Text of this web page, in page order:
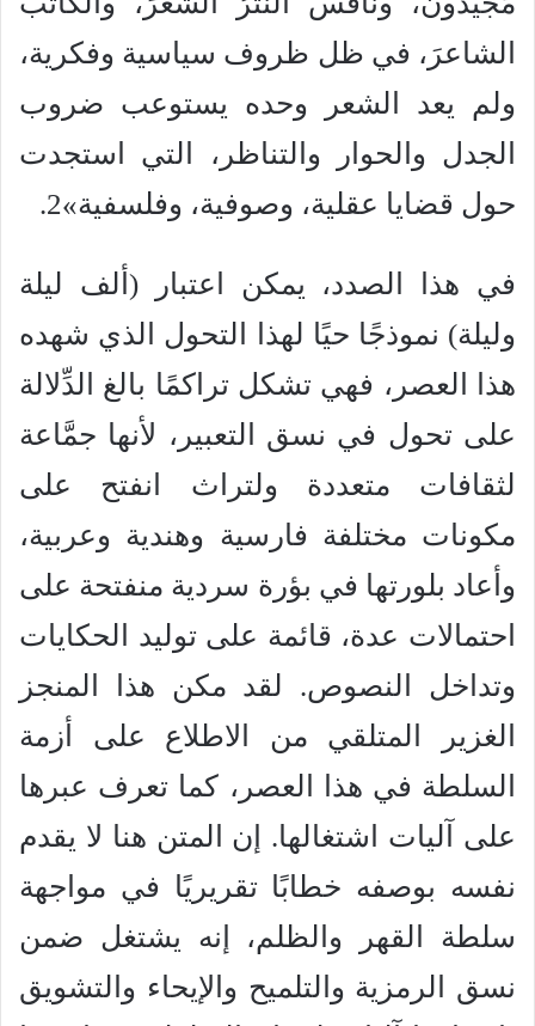
الشاعرَ، في ظل ظروف سياسية وفكرية،
ولم يعد الشعر وحده يستوعب ضروب
الجدل والحوار والتناظر، التي استجدت
حول قضايا عقلية، وصوفية، وفلسفية»2.
في هذا الصدد، يمكن اعتبار (ألف ليلة
وليلة) نموذجًا حيًا لهذا التحول الذي شهده
هذا العصر، فهي تشكل تراكمًا بالغ الدِّلالة
على تحول في نسق التعبير، لأنها جمَّاعة
لثقافات متعددة ولتراث انفتح على
مكونات مختلفة فارسية وهندية وعربية،
وأعاد بلورتها في بؤرة سردية منفتحة على
احتمالات عدة، قائمة على توليد الحكايات
وتداخل النصوص. لقد مكن هذا المنجز
الغزير المتلقي من الاطلاع على أزمة
السلطة في هذا العصر، كما تعرف عبرها
على آليات اشتغالها. إن المتن هنا لا يقدم
نفسه بوصفه خطابًا تقريريًا في مواجهة
سلطة القهر والظلم، إنه يشتغل ضمن
نسق الرمزية والتلميح والإيحاء والتشويق